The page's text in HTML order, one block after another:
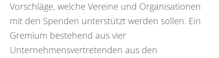
Vorschläge, welche Vereine und Organisationen
mit den Spenden unterstützt werden sollen. Ein
Gremium bestehend aus vier
Unternehmensvertretenden aus den